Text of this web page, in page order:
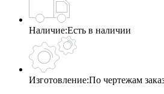
Наличие:Есть в наличии
Изготовление:По чертежам